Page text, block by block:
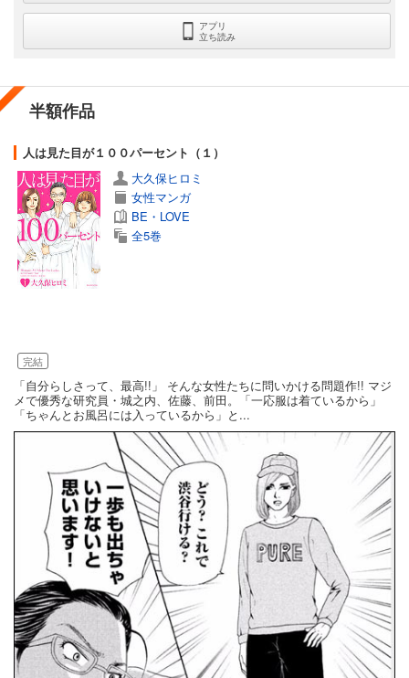
アプリ
立ち読み
半額作品
人は見た目が１００パーセント（１）
完結
大久保ヒロミ
女性マンガ
BE・LOVE
全5巻
「自分らしさって、最高!!」 そんな女性たちに問いかける問題作!! マジ
メで優秀な研究員・城之内、佐藤、前田。「一応服は着ているから」
「ちゃんとお風呂には入っているから」と...